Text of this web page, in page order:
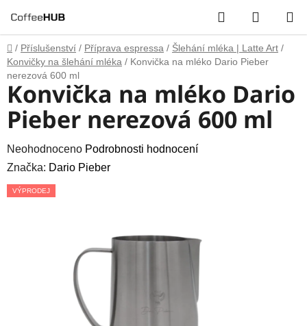
na
obsah
Hledat
KOŠÍK
Domů
/ Příslušenství / Příprava espressa / Šlehání mléka | Latte Art /
Konvičky na šlehání mléka / Konvička na mléko Dario Pieber
nerezová 600 ml
Konvička na mléko Dario
Pieber nerezová 600 ml
Průměrné
hodnocení
produktu
Neohodnoceno Podrobnosti hodnocení
Značka: Dario Pieber
VÝPRODEJ